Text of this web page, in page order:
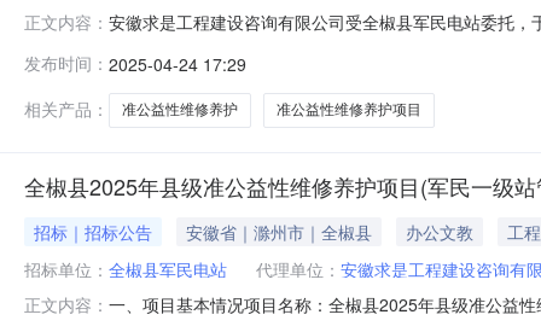
正文内容： 安徽求是工程建设咨询有限公司受全椒县军民电站委托
日至2025年4月25日联系人：曹主席联系电话：
发布时间： 2025-04-24 17:29
相关产品：
准公益性维修养护 准公益性维修养护项目
全椒县2025年县级准公益性维修养护项目(军民一级
招标｜招标公告 安徽省｜滁州市｜全椒县 办公文教
工程
招标单位： 全椒县军民电站 代理单位： 安徽求是工程建设咨询有
正文内容： 一、项目基本情况项目名称：全椒县2025年县级准公益